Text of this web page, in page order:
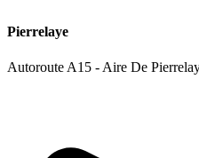
Pierrelaye
Autoroute A15 - Aire De